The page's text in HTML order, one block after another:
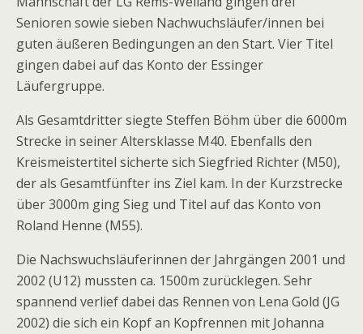
Senioren sowie sieben Nachwuchsläufer/innen bei
guten äußeren Bedingungen an den Start. Vier Titel
gingen dabei auf das Konto der Essinger
Läufergruppe.
Als Gesamtdritter siegte Steffen Böhm über die 6000m
Strecke in seiner Altersklasse M40. Ebenfalls den
Kreismeistertitel sicherte sich Siegfried Richter (M50),
der als Gesamtfünfter ins Ziel kam. In der Kurzstrecke
über 3000m ging Sieg und Titel auf das Konto von
Roland Henne (M55).
Die Nachswuchsläuferinnen der Jahrgängen 2001 und
2002 (U12) mussten ca. 1500m zurücklegen. Sehr
spannend verlief dabei das Rennen von Lena Gold (JG
2002) die sich ein Kopf an Kopfrennen mit Johanna